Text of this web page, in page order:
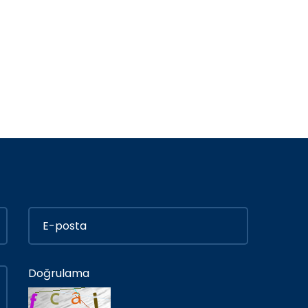
Doğrulama